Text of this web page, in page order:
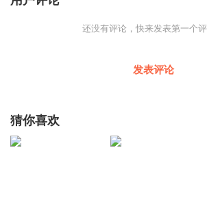
还没有评论，快来发表第一个评
发表评论
猜你喜欢